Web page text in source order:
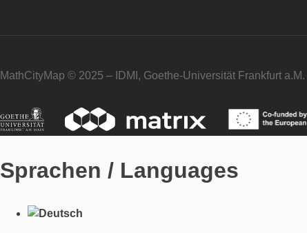
MathCityMap © 2025 – IDMI, Goethe-Universität Frankfurt a.M.
Sprachen / Languages